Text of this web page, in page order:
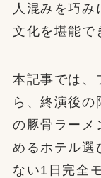
人混みを巧
文化を堪能で
本記事では、
ら、終演後の
の豚骨ラーメ
めるホテル選
ない1日完全